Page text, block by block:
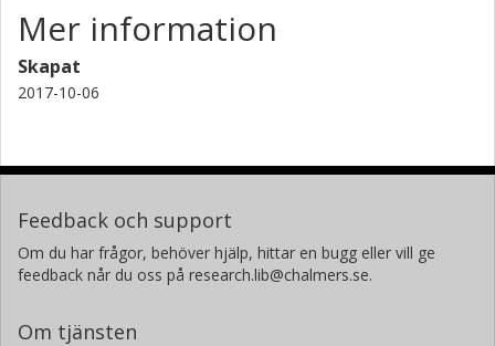
Mer information
Skapat
2017-10-06
Feedback och support
Om du har frågor, behöver hjälp, hittar en bugg eller vill ge
feedback når du oss på research.lib@chalmers.se.
Om tjänsten